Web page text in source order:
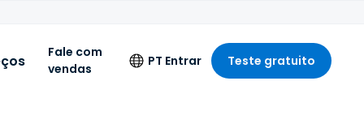
Fale com
vendas
PT Entrar Teste gratuito